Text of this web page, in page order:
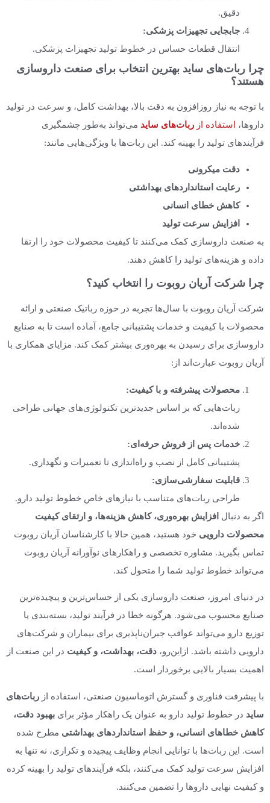
دقیق.
جابجایی تجهیزات پزشکی:
انتقال قطعات حساس در خطوط تولید تجهیزات پزشکی.
چرا ربات‌های ساید بهترین انتخاب برای صنعت داروسازی
هستند؟
با توجه به نیاز روزافزون به دقت بالا، بهداشت کامل، و سرعت در تولید
داروها،
استفاده از ربات‌های ساید می‌تواند به‌طور چشمگیری
فرآیندهای تولید را بهینه کند. این ربات‌ها با ویژگی‌هایی مانند:
دقت میکرونی
رعایت استانداردهای بهداشتی
کاهش خطای انسانی
افزایش سرعت تولید
به صنعت داروسازی کمک می‌کنند تا کیفیت محصولات خود را ارتقا
داده و هزینه‌های تولید را کاهش دهند.
چرا شرکت آریان روبوت را انتخاب کنید؟
شرکت آریان روبوت با سال‌ها تجربه در حوزه رباتیک صنعتی و ارائه
محصولات با کیفیت و خدمات پشتیبانی جامع، آماده است تا به صنایع
داروسازی برای رسیدن به بهره‌وری بیشتر کمک کند. مزایای همکاری با
آریان روبوت عبارت‌اند از:
محصولات پیشرفته و با کیفیت:
ربات‌هایی که بر اساس جدیدترین تکنولوژی‌های جهانی طراحی
شده‌اند.
خدمات پس از فروش حرفه‌ای:
پشتیبانی کامل از نصب و راه‌اندازی تا تعمیرات و نگهداری.
قابلیت سفارشی‌سازی:
طراحی ربات‌های متناسب با نیازهای خاص خطوط تولید دارو.
اگر به دنبال افزایش بهره‌وری، کاهش هزینه‌ها، و ارتقای کیفیت
محصولات دارویی خود هستید، همین حالا با کارشناسان آریان روبوت
تماس بگیرید. مشاوره تخصصی و راهکارهای نوآورانه آریان روبوت
می‌تواند خطوط تولید شما را متحول کند.
در دنیای امروز، صنعت داروسازی یکی از حساس‌ترین و پیچیده‌ترین
صنایع محسوب می‌شود. هرگونه خطا در فرآیند تولید، بسته‌بندی یا
توزیع دارو می‌تواند عواقب جبران‌ناپذیری برای بیماران و شرکت‌های
دارویی داشته باشد. ازاین‌رو، دقت، بهداشت، و کیفیت در این صنعت از
اهمیت بسیار بالایی برخوردار است.
با پیشرفت فناوری و گسترش اتوماسیون صنعتی، استفاده از ربات‌های
ساید در خطوط تولید دارو به عنوان یک راهکار مؤثر برای بهبود دقت،
کاهش خطاهای انسانی، و حفظ استانداردهای بهداشتی مطرح شده
است. این ربات‌ها با توانایی انجام وظایف پیچیده و تکراری، نه تنها به
افزایش سرعت تولید کمک می‌کنند، بلکه فرآیندهای تولید را بهینه کرده
و کیفیت نهایی داروها را تضمین می‌کنند.